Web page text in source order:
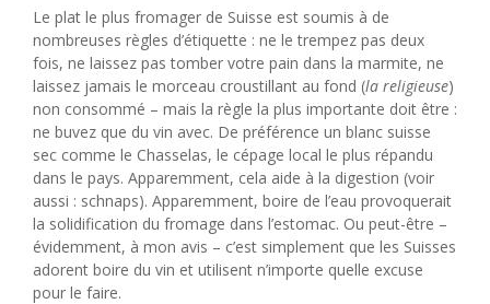
Le plat le plus fromager de Suisse est soumis à de
nombreuses règles d’étiquette : ne le trempez pas deux
fois, ne laissez pas tomber votre pain dans la marmite, ne
laissez jamais le morceau croustillant au fond (la religieuse)
non consommé – mais la règle la plus importante doit être :
ne buvez que du vin avec. De préférence un blanc suisse
sec comme le Chasselas, le cépage local le plus répandu
dans le pays. Apparemment, cela aide à la digestion (voir
aussi : schnaps). Apparemment, boire de l’eau provoquerait
la solidification du fromage dans l’estomac. Ou peut-être –
évidemment, à mon avis – c’est simplement que les Suisses
adorent boire du vin et utilisent n’importe quelle excuse
pour le faire.